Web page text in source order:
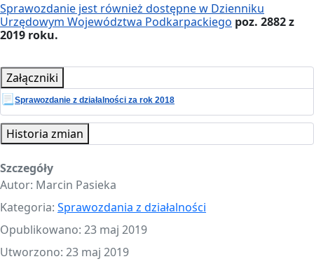
Sprawozdanie jest również dostępne w Dzienniku
Urzędowym Województwa Podkarpackiego poz. 2882 z
2019 roku.
Załączniki
📃 Sprawozdanie z działalności za rok 2018
Historia zmian
Szczegóły
Autor: Marcin Pasieka
Kategoria: Sprawozdania z działalności
Opublikowano: 23 maj 2019
Utworzono: 23 maj 2019